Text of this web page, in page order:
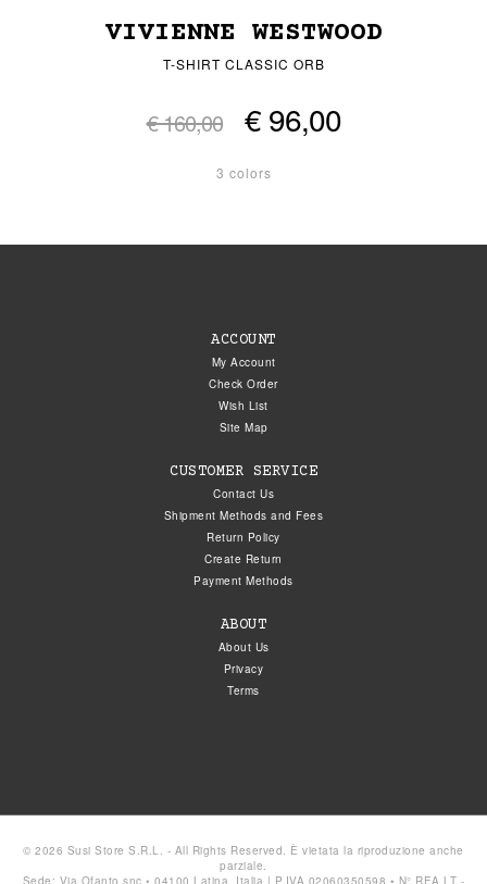
VIVIENNE WESTWOOD
T-SHIRT CLASSIC ORB
€ 160,00 € 96,00
3 colors
ACCOUNT
My Account
Check Order
Wish List
Site Map
CUSTOMER SERVICE
Contact Us
Shipment Methods and Fees
Return Policy
Create Return
Payment Methods
ABOUT
About Us
Privacy
Terms
© 2026 Susi Store S.R.L. - All Rights Reserved. È vietata la riproduzione anche
parziale.